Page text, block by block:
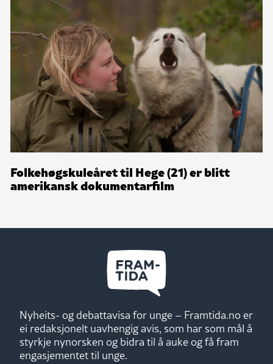
Folkehøgskuleåret til Hege (21) er blitt
amerikansk dokumentarfilm
Nyheits- og debattavisa for unge – Framtida.no er
ei redaksjonelt uavhengig avis, som har som mål å
styrkje nynorsken og bidra til å auke og få fram
engasjementet til unge.